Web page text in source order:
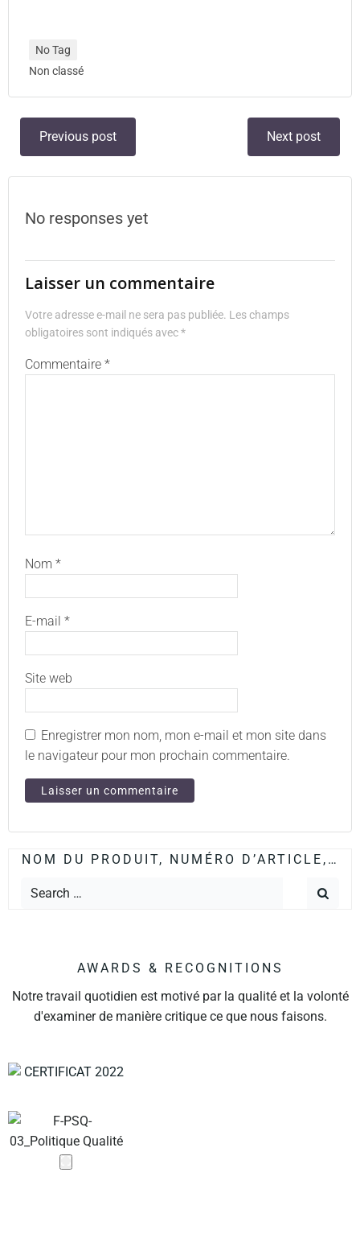
No Tag
Non classé
Previous post Next post
No responses yet
Laisser un commentaire
Votre adresse e-mail ne sera pas publiée. Les champs
obligatoires sont indiqués avec*
Commentaire *
Nom *
E-mail *
Site web
Enregistrer mon nom, mon e-mail et mon site dans
le navigateur pour mon prochain commentaire.
NOM DU PRODUIT, NUMÉRO D’ARTICLE,…
AWARDS & RECOGNITIONS
Notre travail quotidien est motivé par la qualité et la volonté
d'examiner de manière critique ce que nous faisons.